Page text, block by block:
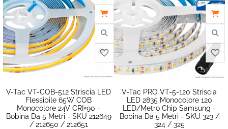
V-Tac VT-COB-512 Striscia LED
Flessibile 65W COB
Monocolore 24V CRI≥90 -
Bobina Da 5 Metri - SKU 212649
/ 212650 / 212651
V-Tac PRO VT-5-120 Striscia
LED 2835 Monocolore 120
LED/metro Chip Samsung -
Bobina Da 5 Metri - SKU 323 /
324 / 325